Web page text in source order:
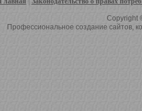
Copyright
Профессиональное создание сайтов,